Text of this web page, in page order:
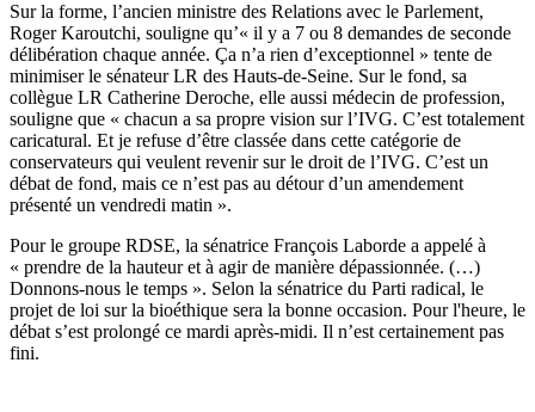
Sur la forme, l’ancien ministre des Relations avec le Parlement,
Roger Karoutchi, souligne qu’« il y a 7 ou 8 demandes de seconde
délibération chaque année. Ça n’a rien d’exceptionnel » tente de
minimiser le sénateur LR des Hauts-de-Seine. Sur le fond, sa
collègue LR Catherine Deroche, elle aussi médecin de profession,
souligne que « chacun a sa propre vision sur l’IVG. C’est totalement
caricatural. Et je refuse d’être classée dans cette catégorie de
conservateurs qui veulent revenir sur le droit de l’IVG. C’est un
débat de fond, mais ce n’est pas au détour d’un amendement
présenté un vendredi matin ».
Pour le groupe RDSE, la sénatrice François Laborde a appelé à
« prendre de la hauteur et à agir de manière dépassionnée. (…)
Donnons-nous le temps ». Selon la sénatrice du Parti radical, le
projet de loi sur la bioéthique sera la bonne occasion. Pour l'heure, le
débat s’est prolongé ce mardi après-midi. Il n’est certainement pas
fini.